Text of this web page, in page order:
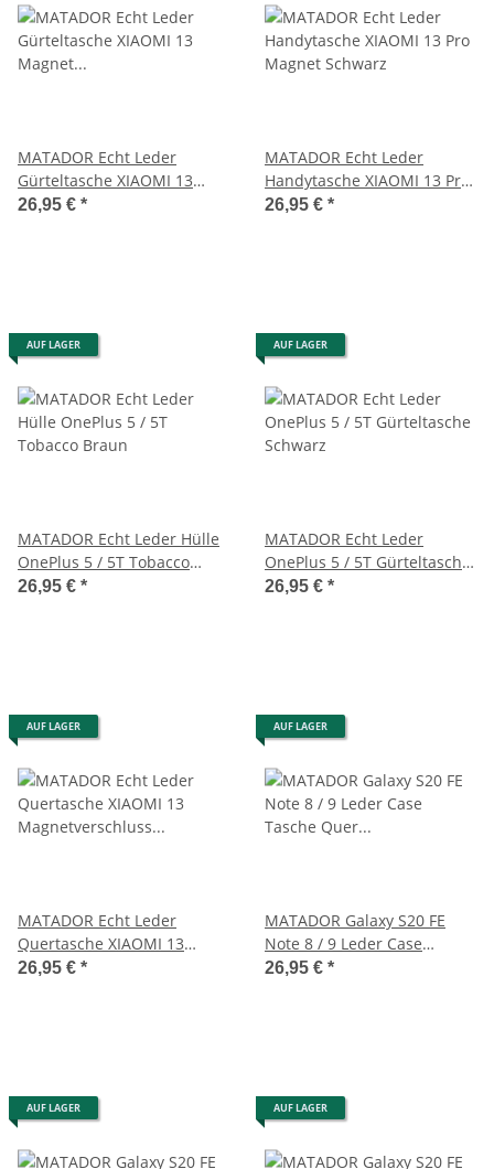
MATADOR Echt Leder
Gürteltasche XIAOMI 13
Magnet Hell-Braun
26,95 € *
MATADOR Echt Leder
Handytasche XIAOMI 13 Pro
Magnet Schwarz
26,95 € *
AUF LAGER
MATADOR Echt Leder Hülle
OnePlus 5 / 5T Tobacco
Braun
26,95 € *
AUF LAGER
MATADOR Echt Leder
OnePlus 5 / 5T Gürteltasche
Schwarz
26,95 € *
AUF LAGER
MATADOR Echt Leder
Quertasche XIAOMI 13
Magnetverschluss Schwarz
26,95 € *
AUF LAGER
MATADOR Galaxy S20 FE
Note 8 / 9 Leder Case
Tasche Quer Schwarz
26,95 € *
AUF LAGER AUF LAGER